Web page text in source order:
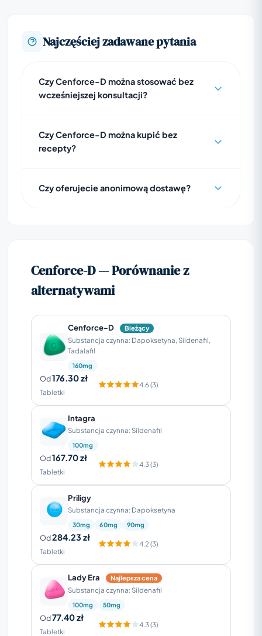
Najczęściej zadawane pytania
Czy Cenforce-D można stosować bez
wcześniejszej konsultacji?
Czy Cenforce-D można kupić bez
recepty?
Czy oferujecie anonimową dostawę?
Cenforce-D — Porównanie z
alternatywami
Cenforce-D Bieżący
Substancja czynna: Dapoksetyna, Sildenafil,
Tadalafil
160mg
Od176.30 zł
Tabletki
4.6 (3)
Intagra
Substancja czynna: Sildenafil
100mg
Od167.70 zł
Tabletki
4.3 (3)
Priligy
Substancja czynna: Dapoksetyna
30mg 60mg 90mg
Od284.23 zł
Tabletki
4.2 (3)
Lady Era Najlepsza cena
Substancja czynna: Sildenafil
100mg 50mg
Od77.40 zł
Tabletki
4.3 (3)